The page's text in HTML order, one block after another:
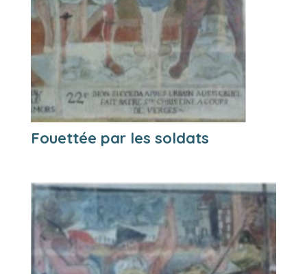
Fouettée par les soldats